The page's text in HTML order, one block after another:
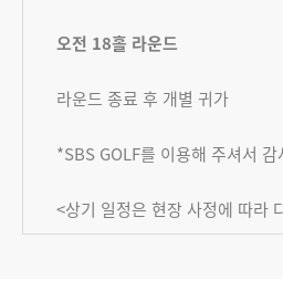
오전 18홀 라운드
라운드 종료 후 개별 귀가
*SBS GOLF를 이용해 주셔서 감
<상기 일정은 현장 사정에 따라